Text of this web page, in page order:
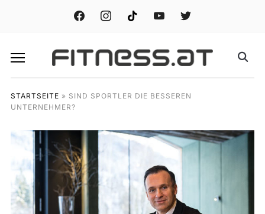
facebook instagramtiktok youtube twitter
STARTSEITE » SIND SPORTLER DIE BESSEREN
UNTERNEHMER?